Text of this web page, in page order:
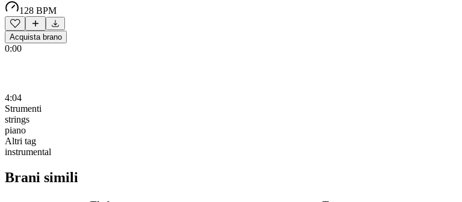
128 BPM
Acquista brano
0:00
4:04
Strumenti
strings
piano
Altri tag
instrumental
Brani simili